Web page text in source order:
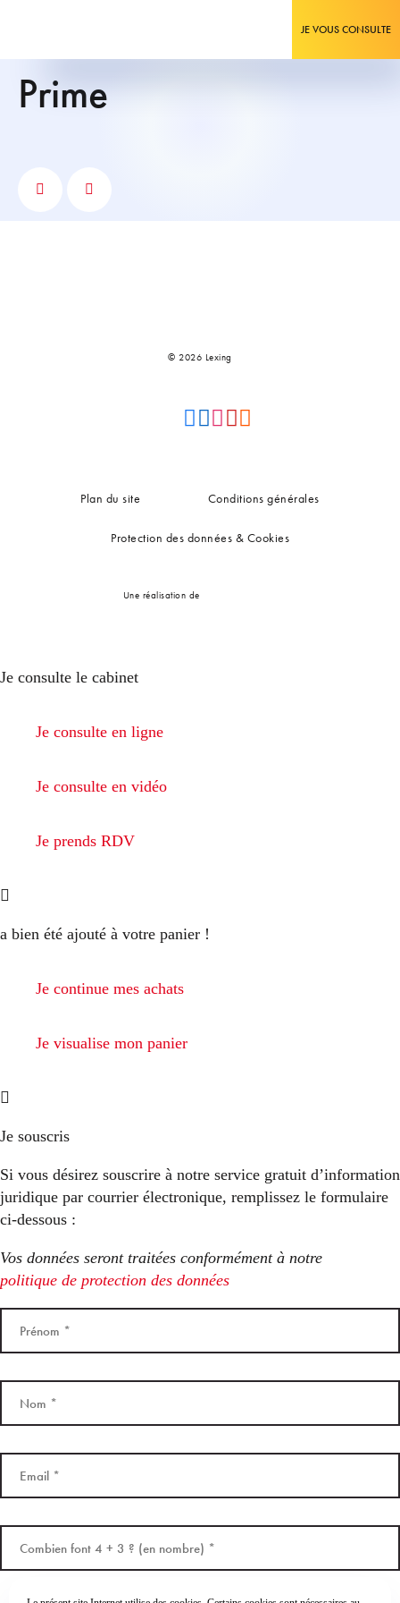
JE VOUS CONSULTE
prime
© 2026 Lexing
Plan du site Conditions générales
Protection des données & Cookies
Une réalisation de
Je consulte le cabinet
Je consulte en ligne
Je consulte en vidéo
Je prends RDV
a bien été ajouté à votre panier !
Je continue mes achats
Je visualise mon panier
Je souscris
Si vous désirez souscrire à notre service gratuit d’information
juridique par courrier électronique, remplissez le formulaire
ci-dessous :
Vos données seront traitées conformément à notre
politique de protection des données